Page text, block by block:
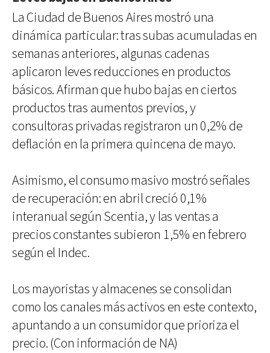
La Ciudad de Buenos Aires mostró una
dinámica particular: tras subas acumuladas en
semanas anteriores, algunas cadenas
aplicaron leves reducciones en productos
básicos. Afirman que hubo bajas en ciertos
productos tras aumentos previos, y
consultoras privadas registraron un 0,2% de
deflación en la primera quincena de mayo.
Asimismo, el consumo masivo mostró señales
de recuperación: en abril creció 0,1%
interanual según Scentia, y las ventas a
precios constantes subieron 1,5% en febrero
según el Indec.
Los mayoristas y almacenes se consolidan
como los canales más activos en este contexto,
apuntando a un consumidor que prioriza el
precio. (Con información de NA)